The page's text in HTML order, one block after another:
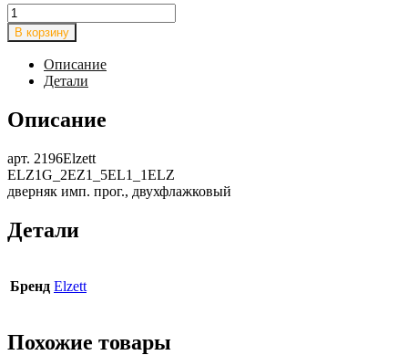
Количество
товара
Заготовка
сувальдного
ключа
(двухфлажковый)
ELZ1G_2EZ1_5EL1_1ELZ
В корзину
Описание
Детали
Описание
арт. 2196Elzett
ELZ1G_2EZ1_5EL1_1ELZ
дверняк имп. прог., двухфлажковый
Детали
Бренд Elzett
Похожие товары